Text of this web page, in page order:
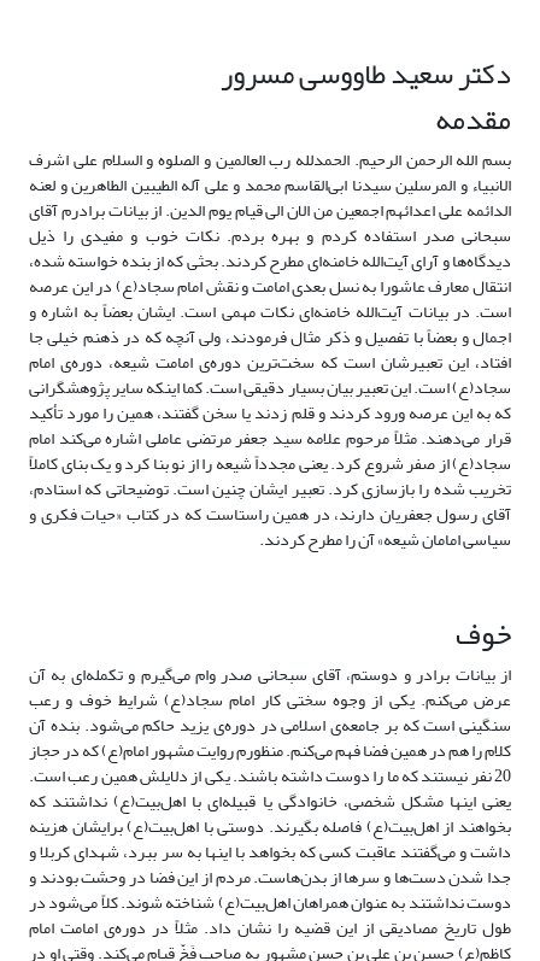
دکتر سعید طاووسی مسرور
مقدمه
بسم الله الرحمن الرحیم. الحمدلله رب العالمین و الصلوه و السلام علی اشرف
الانبیاء و المرسلین سیدنا ابی‌القاسم محمد و علی آله الطیبین الطاهرین و لعنه
الدائمه علی اعدائهم اجمعین من الان الی قیام یوم الدین. از بیانات برادرم آقای
سبحانی صدر استفاده کردم و بهره بردم. نکات خوب و مفیدی را ذیل
دیدگاه‌ها و آرای آیت‌الله خامنه‌ای مطرح کردند. بحثی که از بنده خواسته شده،
انتقال معارف عاشورا به نسل بعدی امامت و نقش امام سجاد(ع) در این عرصه
است. در بیانات آیت‌الله خامنه‌ای نکات مهمی است. ایشان بعضاً به اشاره و
اجمال و بعضاً با تفصیل و ذکر مثال فرمودند، ولی آنچه که در ذهنم خیلی جا
افتاد، این تعبیرشان است که سخت‌ترین دوره‌ی امامت شیعه، دوره‌ی امام
سجاد(ع) است. این تعبیر بیان بسیار دقیقی است. کما اینکه سایر پژوهشگرانی
که به این عرصه ورود کردند و قلم زدند یا سخن گفتند، همین را مورد تأکید
قرار می‌دهند. مثلاً مرحوم علامه سید جعفر مرتضی عاملی اشاره می‌کند امام
سجاد(ع) از صفر شروع کرد. یعنی مجدداً شیعه را از نو بنا کرد و یک بنای کاملاً
تخریب شده را بازسازی کرد. تعبیر ایشان چنین است. توضیحاتی که استادم،
آقای رسول جعفریان دارند، در همین راستاست که در کتاب «حیات فکری و
سیاسی امامان شیعه» آن را مطرح کردند.
خوف
از بیانات برادر و دوستم، آقای سبحانی صدر وام می‌گیرم و تکمله‌ای به آن
عرض می‌کنم. یکی از وجوه سختی کار امام سجاد(ع) شرایط خوف و رعب
سنگینی است که بر جامعه‌ی اسلامی در دوره‌ی یزید حاکم می‌شود. بنده آن
کلام را هم در همین فضا فهم می‌کنم. منظورم روایت مشهور امام(ع) که در حجاز
20 نفر نیستند که ما را دوست داشته باشند. یکی از دلایلش همین رعب است.
یعنی اینها مشکل شخصی، خانوادگی یا قبیله‌ای با اهل‌بیت(ع) نداشتند که
بخواهند از اهل‌بیت(ع) فاصله بگیرند. دوستی با اهل‌بیت(ع) برایشان هزینه
داشت و می‌گفتند عاقبت کسی که بخواهد با اینها به سر ببرد، شهدای کربلا و
جدا شدن دست‌ها و سرها از بدن‌هاست. مردم از این فضا در وحشت بودند و
دوست نداشتند به عنوان همراهان اهل‌بیت(ع) شناخته شوند. کلاً می‌شود در
طول تاریخ مصادیقی از این قضیه را نشان داد. مثلاً در دوره‌ی امامت امام
کاظم(ع) حسین بن علی بن حسن مشهور به صاحب فَخّ قیام می‌کند. وقتی او در